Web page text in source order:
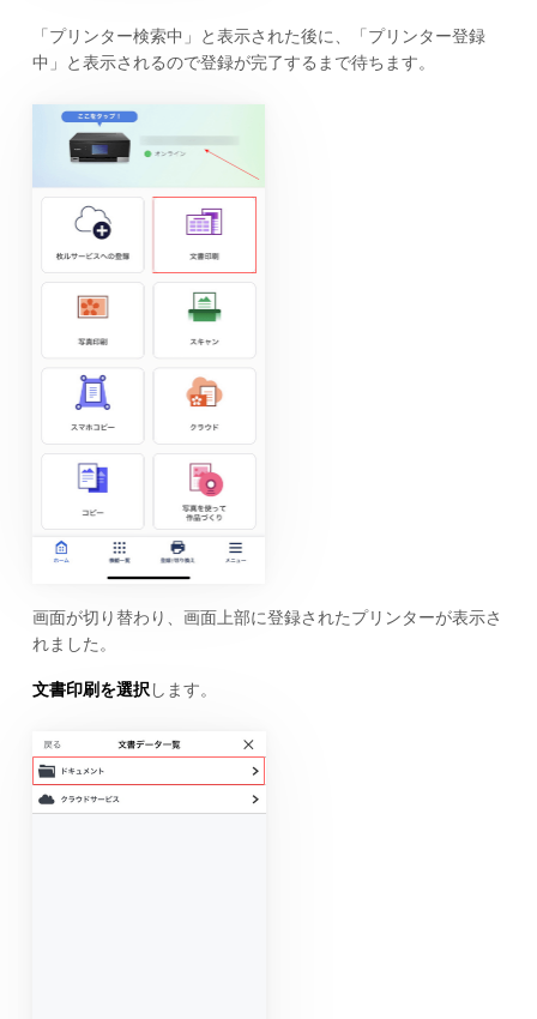
「プリンター検索中」と表示された後に、「プリンター登録
中」と表示されるので登録が完了するまで待ちます。
画面が切り替わり、画面上部に登録されたプリンターが表示さ
れました。
文書印刷を選択します。